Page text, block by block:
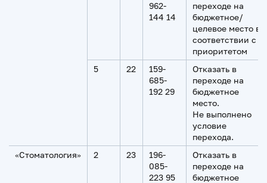
962-
144 14
переходе на
бюджетное/
целевое место в
соответствии с
приоритетом
5
22
159-
685-
192 29
Отказать в
переходе на
бюджетное
место.
Не выполнено
условие
перехода.
«Стоматология»
2 23
196-
085-
223 95
Отказать в
переходе на
бюджетное